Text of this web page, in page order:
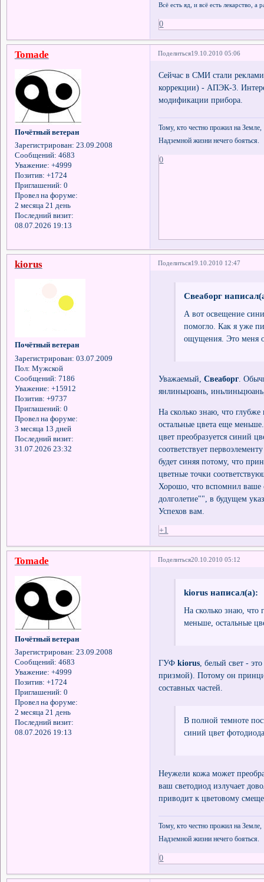
Всё есть яд, и всё есть лекарство,
0
Поделиться19.10.2010 05:06
Tomade
Почётный ветеран
Зарегистрирован: 23.09.2008
Сообщений: 4683
Уважение: +4999
Позитив: +1724
Приглашений: 0
Провел на форуме:
2 месяца 21 день
Последний визит:
08.07.2026 19:13
Сейчас в СМИ стали
коррекции) - АПЭК-3.
модификации прибора.
Тому, кто честно прожил на Земле,
Надземной жизни нечего бояться.
0
Поделиться19.10.2010 12:47
kiorus
Почётный ветеран
Зарегистрирован: 03.07.2009
Пол: Мужской
Сообщений: 7186
Уважение: +15912
Позитив: +9737
Приглашений: 0
Провел на форуме:
3 месяца 13 дней
Последний визит:
31.07.2026 23:32
Свеаборг
А вот освещение
помогло. Как я уже
ощущения. Это меня
Уважаемый,Свеаборг.
янлиньцюань,
На сколько знаю, что
остальные цвета еще
цвет преобразуется синий
соответствует
будет синяя потому, что
цветные точки
Хорошо, что вспомнил ваше
долголетие"", в будущем
Успехов вам.
+1
Поделиться20.10.2010 05:12
Tomade
Почётный ветеран
Зарегистрирован: 23.09.2008
Сообщений: 4683
Уважение: +4999
Позитив: +1724
Приглашений: 0
Провел на форуме:
2 месяца 21 день
Последний визит:
08.07.2026 19:13
kiorus написал(а):
На сколько знаю, что
меньше, остальные
ГУФkiorus, белый свет -
призмой). Потому он
составных частей.
В полной темноте
синий цвет фотодиода
Неужели кожа может
ваш светодиод излучает
приводит к цветовому
Тому, кто честно прожил на Земле,
Надземной жизни нечего бояться.
0